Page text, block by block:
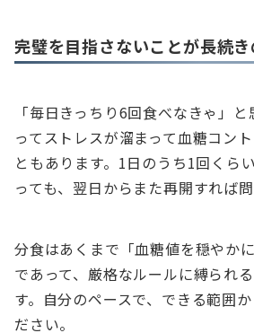
完璧を目指さないことが長続
「毎日きっちり6回食べなきゃ」
ってストレスが溜まって血糖コン
ともあります。1日のうち1回くら
っても、翌日からまた再開すれば
分食はあくまで「血糖値を穏やか
であって、厳格なルールに縛られ
す。自分のペースで、できる範囲
ださい。